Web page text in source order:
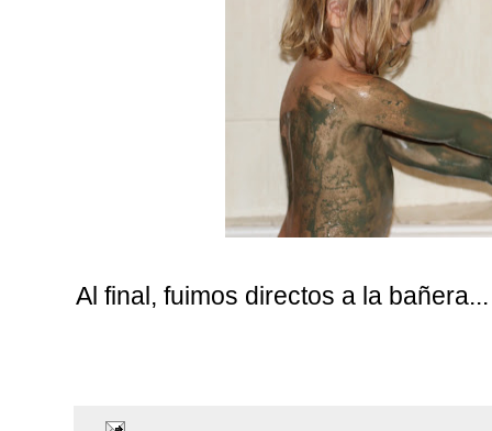
Al final, fuimos directos a la